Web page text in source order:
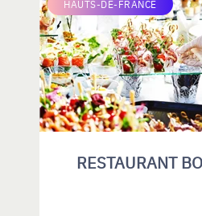
HAUTS-DE-FRANCE
RESTAURANT